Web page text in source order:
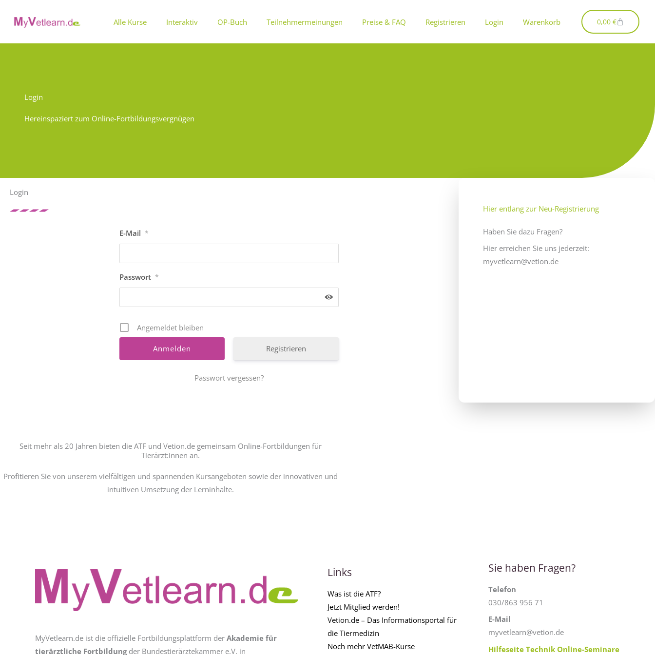
Inhalt
Alle Kurse Interaktiv OP-Buch Teilnehmermeinungen Preise & FAQ Registrieren Login Warenkorb 0,00€Warenkorb
Login
Hereinspaziert zum Online-Fortbildungsvergnügen
Login
E-Mail *
Passwort *
Angemeldet bleiben
Registrieren
Passwort vergessen?
Hier entlang zur Neu-Registrierung
Haben Sie dazu Fragen?
Hier erreichen Sie uns jederzeit:
myvetlearn@vetion.de
Seit mehr als 20 Jahren bieten die ATF und Vetion.de gemeinsam Online-Fortbildungen für
Tierärzt:innen an.
Profitieren Sie von unserem vielfältigen und spannenden Kursangeboten sowie der innovativen und
intuitiven Umsetzung der Lerninhalte.
MyVetlearn.de ist die offizielle Fortbildungsplattform der Akademie für
tierärztliche Fortbildungder Bundestierärztekammer e.V. in
Links
Was ist die ATF?
Jetzt Mitglied werden!
Vetion.de – Das Informationsportal für
die Tiermedizin
Noch mehr VetMAB-Kurse
Sie haben Fragen?
Telefon
030/863 956 71
E-Mail
myvetlearn@vetion.de
Hilfeseite Technik Online-Seminare